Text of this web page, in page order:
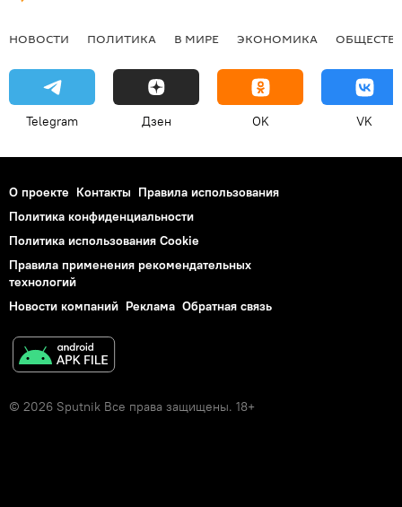
НОВОСТИ ПОЛИТИКА В МИРЕ ЭКОНОМИКА
Telegram Дзен OK VK
О проекте Контакты Правила использования
Политика конфиденциальности
Политика использования Cookie
Правила применения рекомендательных
технологий
Новости компаний Реклама Обратная связь
© 2026 Sputnik Все права защищены. 18+